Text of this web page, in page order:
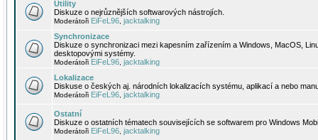
Utility
Diskuze o nejrůznějších softwarových nástrojích.
Moderátoři EiFeL96 jacktalking
Synchronizace
Diskuze o synchronizaci mezi kapesním zařízením a Windows, MacOS,
desktopovými systémy.
Moderátoři EiFeL96 jacktalking
Lokalizace
Diskuse o českých aj. národních lokalizacích systému, aplikací a nebo
Moderátoři EiFeL96 jacktalking
Ostatní
Diskuze o ostatních tématech souvisejících se softwarem pro Windows
Moderátoři EiFeL96 jacktalking